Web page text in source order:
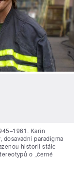
Karin
dosavadní paradigma
historii stále
o „černé